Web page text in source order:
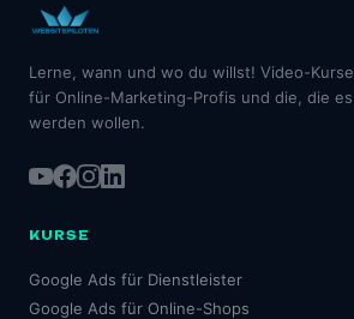
Lerne, wann und wo du willst! Video-Kurse
für Online-Marketing-Profis und die, die es
werden wollen.
KURSE
Google Ads für Dienstleister
Google Ads für Online-Shops